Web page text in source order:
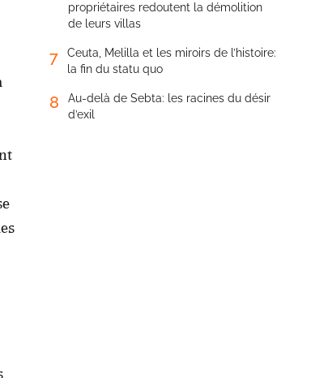
propriétaires redoutent la démolition
de leurs villas
7
Ceuta, Melilla et les miroirs de l’histoire:
la fin du statu quo
8
Au-delà de Sebta: les racines du désir
d’exil